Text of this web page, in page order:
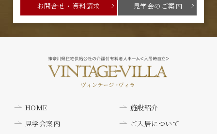
お問合せ・資料請求 見学会のご案内
HOME
施設紹介
見学会案内
ご入居について